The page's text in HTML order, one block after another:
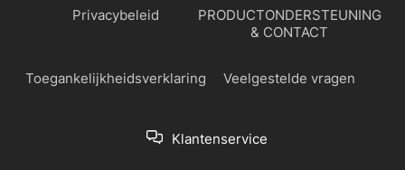
Privacybeleid
PRODUCTONDERSTEUNING
& CONTACT
Toegankelijkheidsverklaring Veelgestelde vragen
Klantenservice